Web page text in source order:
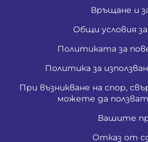
Връщане и
Общи условия за
Политиката за
Политика за
При възникване на спор,
можете да
Вашите
Отказ от